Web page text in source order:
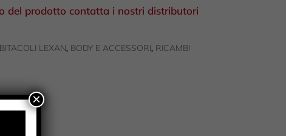
del prodotto contatta i nostri distributori
LEXAN, BODY E ACCESSORI, RICAMBI
×